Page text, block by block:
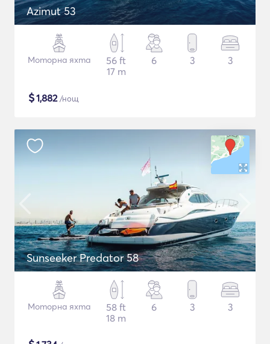
Azimut 53
Моторна яхта
56 ft
17 m
6 3 3
$1,882/нощ
Sunseeker Predator 58
Моторна яхта
58 ft
18 m
6 3 3